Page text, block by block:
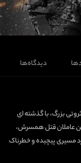
دیدگاه‌ها
بزرگ، با گذشته‌ ای
عاملان قتل همسرش،
مسیری پیچیده و خطرناک